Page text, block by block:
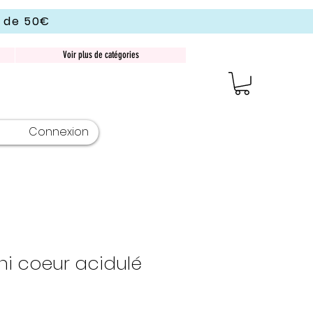
50€
Voir plus de catégories
Connexion
coeur acidulé